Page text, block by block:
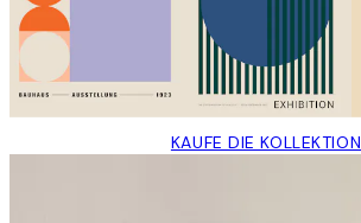
KAUFE DIE KOLLEKTION